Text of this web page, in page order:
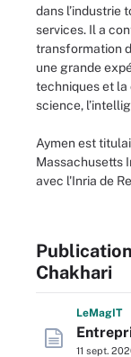
dans l’industrie
services. Il a
transformation
une grande
techniques et la
science,
Aymen est
Massachusetts
avec l'Inria de
Chakhari
LeMagIT
11 sept.